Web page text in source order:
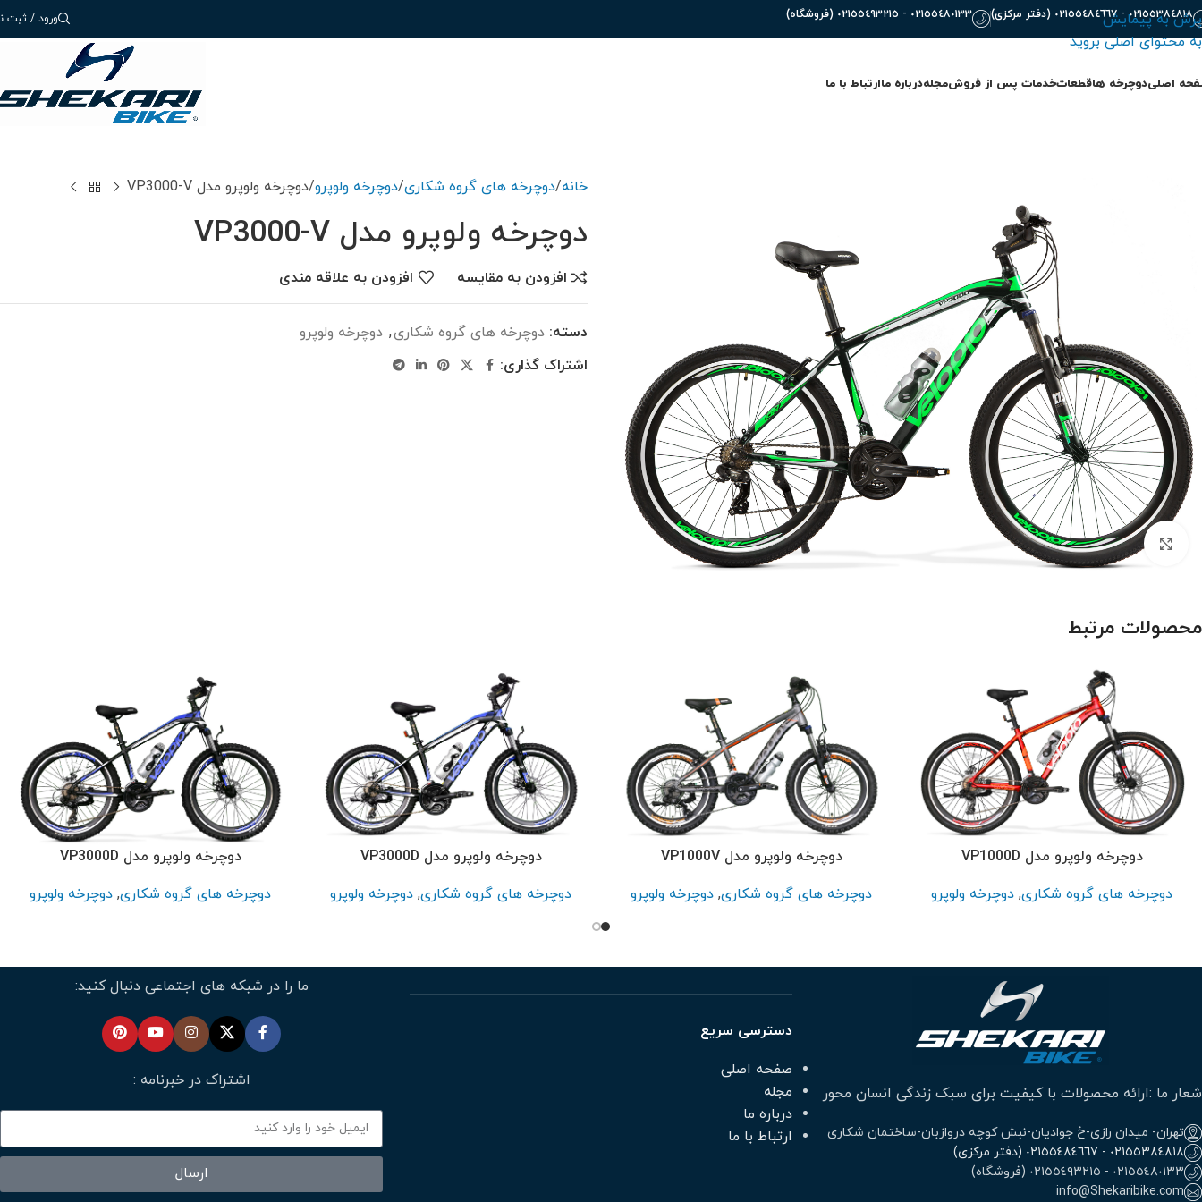
پرش به پیمایش
به محتوای اصلی بروید
٠٢١٥٥٣٨٤٨١٨ - ٠٢١٥٥٤٨٤٦٦٧ (دفتر مرکزی) ٠٢١٥٥٤٨٠١٣٣ - ٠٢١٥٥٤٩٣٢١٥ (فروشگاه) ورود / ثبت
اصلیدوچرخه ها
درباره برند اورلرد (OVERLORD)
سایز 29
سایز 27.5
سایز 26
پر بازدید ترین
سایز 24
قطعاتخدمات پس از فروشمجلهدرباره ماارتباط با ما
بزرگنمایی تصویر
خانه دوچرخه های گروه شکاری دوچرخه ولوپرو دوچرخه ولوپرو مدل VP3000-V
دوچرخه ولوپرو مدل VP3000-V
افزودن به مقایسه افزودن به علاقه مندی
دسته: دوچرخه های گروه شکاری, دوچرخه ولوپرو
اشتراک گذاری:
محصولات مرتبط
دوچرخه ولوپرو مدل VP1000D
دوچرخه های گروه شکاری, دوچرخه ولوپرو
دوچرخه ولوپرو مدل VP1000V
دوچرخه های گروه شکاری, دوچرخه ولوپرو
دوچرخه ولوپرو مدل VP3000D
دوچرخه های گروه شکاری, دوچرخه ولوپرو
دوچرخه ولوپرو مدل VP3000D
دوچرخه های گروه شکاری, دوچرخه ولوپرو
شعار ما :ارائه محصولات با کیفیت برای سبک زندگی انسان محور
تهران- میدان رازی-خ جوادیان-نبش کوچه دروازبان-ساختمان شکاری
٠٢١٥٥٣٨٤٨١٨ - ٠٢١٥٥٤٨٤٦٦٧ (دفتر مرکزی)
٠٢١٥٥٤٨٠١٣٣ - ٠٢١٥٥٤٩٣٢١٥ (فروشگاه)
info@Shekaribike.com
دسترسی سریع
صفحه اصلی
مجله
درباره ما
ارتباط با ما
ما را در شبکه های اجتماعی دنبال کنید:
اشتراک در خبرنامه :
ارسال